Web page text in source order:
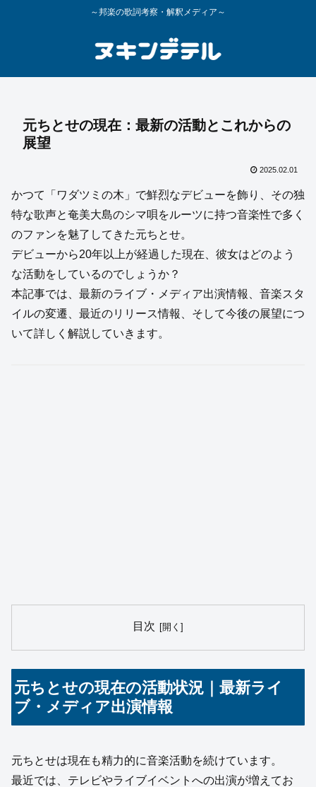
～邦楽の歌詞考察・解釈メディア～
元ちとせの現在：最新の活動とこれからの
展望
2025.02.01
かつて「ワダツミの木」で鮮烈なデビューを飾り、その独
特な歌声と奄美大島のシマ唄をルーツに持つ音楽性で多く
のファンを魅了してきた元ちとせ。
デビューから20年以上が経過した現在、彼女はどのよう
な活動をしているのでしょうか？
本記事では、最新のライブ・メディア出演情報、音楽スタ
イルの変遷、最近のリリース情報、そして今後の展望につ
いて詳しく解説していきます。
目次
元ちとせの現在の活動状況｜最新ライ
ブ・メディア出演情報
元ちとせは現在も精力的に音楽活動を続けています。
最近では、テレビやライブイベントへの出演が増えてお